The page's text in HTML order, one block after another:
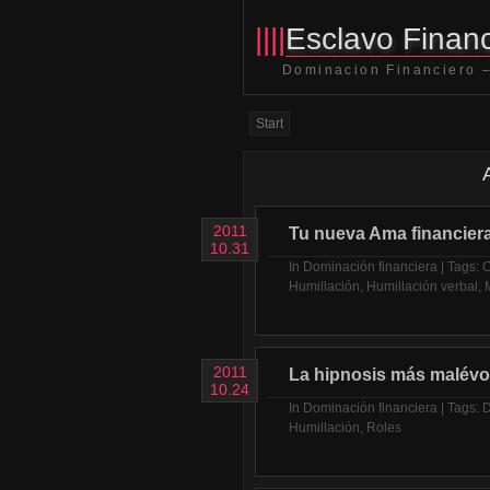
||||Esclavo
Dominacion Financiero
Start
2011
10.31
Tu nueva Ama
In Dominación financiera | Tags:
Humillación, Humillación verbal ,
2011
10.24
La hipnosis más
In Dominación financiera | Tags:
Humillación, Roles